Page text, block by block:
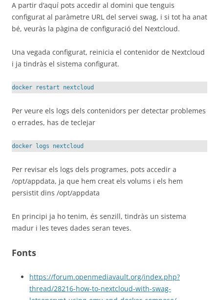
A partir d’aquí pots accedir al domini que tenguis
configurat al paràmetre URL del servei swag, i si tot ha anat
bé, veuràs la pàgina de configuració del Nextcloud.
Una vegada configurat, reinicia el contenidor de Nextcloud
i ja tindràs el sistema configurat.
docker restart nextcloud
Per veure els logs dels contenidors per detectar problemes
o errades, has de teclejar
docker logs nextcloud
Per revisar els logs dels programes, pots accedir a
/opt/appdata, ja que hem creat els volums i els hem
persistit dins /opt/appdata
En principi ja ho tenim, és senzill, tindràs un sistema
madur i les teves dades seran teves.
Fonts
https://forum.openmediavault.org/index.php?
thread/28216-how-to-nextcloud-with-swag-